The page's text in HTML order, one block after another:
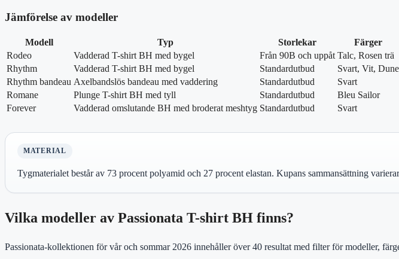
Jämförelse av modeller
Modell Typ Storlekar
Färger
Rodeo
Vadderad T-shirt BH med bygel Från 90B och uppåt Talc, Rosen trä
Rhythm
Vadderad T-shirt BH med bygel Standardutbud
Svart, Vit, Dune
Rhythm bandeau Axelbandslös bandeau med vaddering Standardutbud
Svart
Romane
Plunge T-shirt BH med tyll Standardutbud
Bleu Sailor
Forever
Vadderad omslutande BH med broderat meshtyg Standardutbud Svart
MATERIAL
Tygmaterialet består av 73 procent polyamid och 27 procent elastan. Kupans sammansättning
Vilka modeller av Passionata T-shirt BH finns?
Passionata-kollektionen för vår och sommar 2026 innehåller över 40 resultat med filter för modeller,